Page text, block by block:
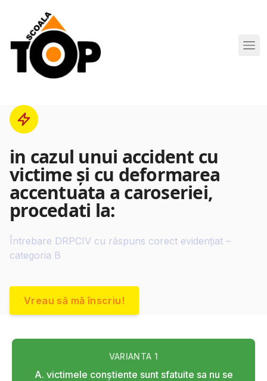
Scoala de Soferi TOP navigation
in cazul unui accident cu
victime şi cu deformarea
accentuata a caroseriei,
procedati la:
Întrebare DRPCIV cu răspuns corect evidențiat –
categoria B
Vreau să mă înscriu!
VARIANTA 1
A. victimele conştiente sunt sfatuite sa nu se